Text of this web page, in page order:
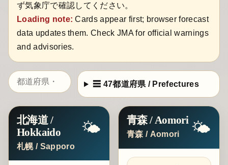
ず気象庁で確認してください。
Loading note: Cards appear first; browser forecast
data updates them. Check JMA for official warnings
and advisories.
☰ 47都道府県 / Prefectures
北海道 /
Hokkaido
札幌 / Sapporo
🌤️ 青森 / Aomori
青森 / Aomori 🌤️